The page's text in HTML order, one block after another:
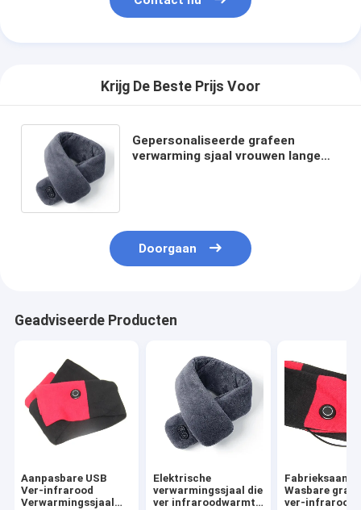
Krijg De Beste Prijs Voor
Gepersonaliseerde grafeen
verwarming sjaal vrouwen lange
Doorgaan
Geadviseerde Producten
Aanpasbare USB
Ver-infrarood
Verwarmingssjaal
Elektrische
verwarmingssjaal die
ver infraroodwarmte
Wasbare
ver-infrarood